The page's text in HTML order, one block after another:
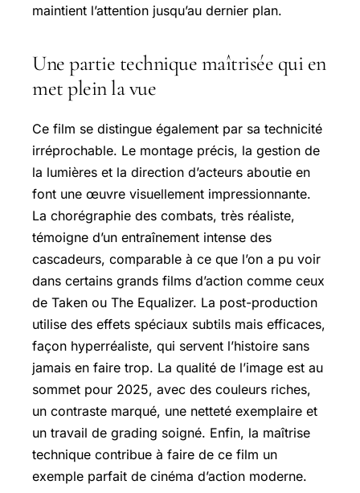
maintient l’attention jusqu’au dernier plan.
Une partie technique maîtrisée qui en
met plein la vue
Ce film se distingue également par sa technicité
irréprochable. Le montage précis, la gestion de
la lumières et la direction d’acteurs aboutie en
font une œuvre visuellement impressionnante.
La chorégraphie des combats, très réaliste,
témoigne d’un entraînement intense des
cascadeurs, comparable à ce que l’on a pu voir
dans certains grands films d’action comme ceux
de Taken ou The Equalizer. La post-production
utilise des effets spéciaux subtils mais efficaces,
façon hyperréaliste, qui servent l’histoire sans
jamais en faire trop. La qualité de l’image est au
sommet pour 2025, avec des couleurs riches,
un contraste marqué, une netteté exemplaire et
un travail de grading soigné. Enfin, la maîtrise
technique contribue à faire de ce film un
exemple parfait de cinéma d’action moderne.